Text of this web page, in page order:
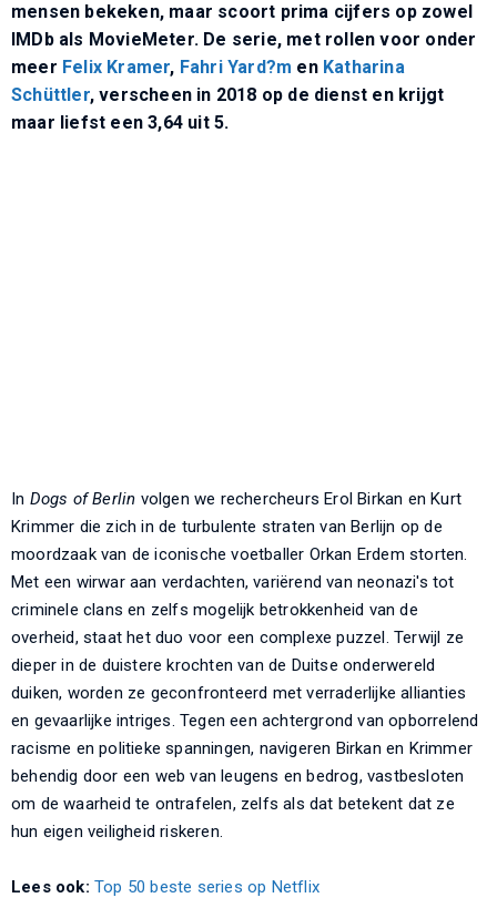
mensen bekeken, maar scoort prima cijfers op zowel
IMDb als MovieMeter. De serie, met rollen voor onder
meer Felix Kramer, Fahri Yard?m en Katharina
Schüttler, verscheen in 2018 op de dienst en krijgt
maar liefst een 3,64 uit 5.
In Dogs of Berlin volgen we rechercheurs Erol Birkan en Kurt
Krimmer die zich in de turbulente straten van Berlijn op de
moordzaak van de iconische voetballer Orkan Erdem storten.
Met een wirwar aan verdachten, variërend van neonazi's tot
criminele clans en zelfs mogelijk betrokkenheid van de
overheid, staat het duo voor een complexe puzzel. Terwijl ze
dieper in de duistere krochten van de Duitse onderwereld
duiken, worden ze geconfronteerd met verraderlijke allianties
en gevaarlijke intriges. Tegen een achtergrond van opborrelend
racisme en politieke spanningen, navigeren Birkan en Krimmer
behendig door een web van leugens en bedrog, vastbesloten
om de waarheid te ontrafelen, zelfs als dat betekent dat ze
hun eigen veiligheid riskeren.
Lees ook: Top 50 beste series op Netflix